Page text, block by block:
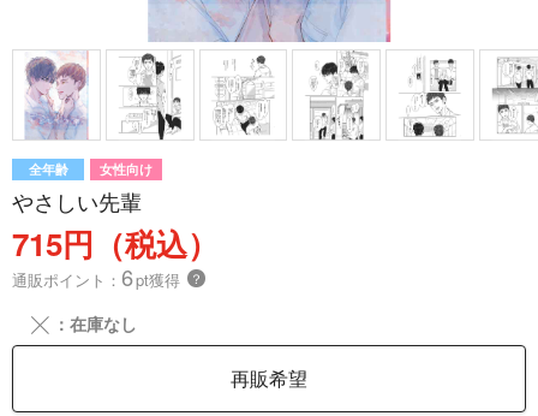
全年齢 女性向け
やさしい先輩
715円（税込）
通販ポイント： 6pt獲得 ？
╳ ：在庫なし
再販希望